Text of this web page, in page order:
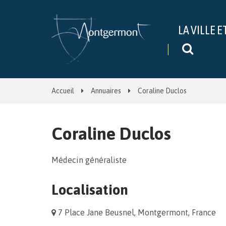
LA VILLE
Accueil Annuaires Coraline Duclos
Coraline Duclos
Médecin généraliste
Localisation
7 Place Jane Beusnel, Montgermont, France